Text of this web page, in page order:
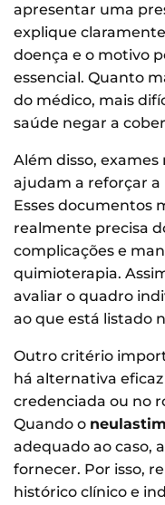
apresentar uma
explique
doença e o motivo
essencial. Quanto
do médico, mais
saúde negar a
Além disso,
ajudam a reforçar
Esses documentos
realmente precisa
complicações e
quimioterapia.
avaliar o quadro
ao que está listado
Outro critério
há alternativa
credenciada ou no
Quando o neulastim
adequado ao caso,
fornecer. Por isso,
histórico clínico e